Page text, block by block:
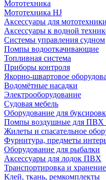
Мототехника
Мототехника HJ
Аксессуары для мототехники
Аксессуары к водной
Системы управления судном
Помпы водооткачивающие
Топливная система
Приборы контроля
Якорно-швартовое
Водомётные насадки
Электрооборудование
Судовая мебель
Оборудование для
Помпы воздушные для ПВХ
Жилеты и спасательное
Фурнитура, предметы
Оборудование для рыбалки
Аксессуары для лодок ПВХ
Транспортировка и
Клей, ткань, ремкомплекты